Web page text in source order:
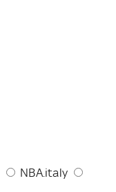
NBA.italy